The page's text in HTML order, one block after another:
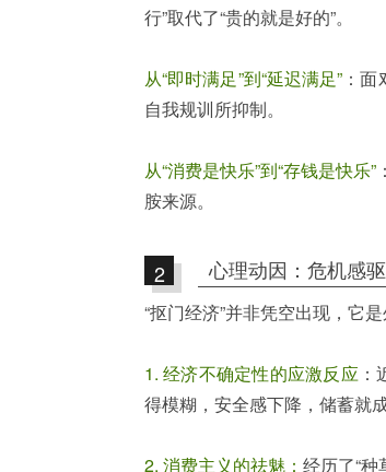
行”取代了“贵的就是好的”。
从“即时满足”到“延迟满足” ：
自我规训所抑制。
从“消费是快乐”到“存钱是快乐”
胺来源。
2 心理动因：危机感
“抠门经济”并非凭空出现，它
1. 经济不确定性的应激反应：
得模糊，安全感下降，储蓄就
2. 消费主义的祛魅： 经历了“